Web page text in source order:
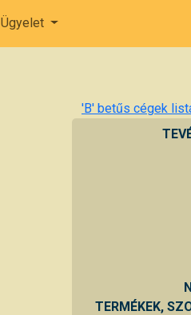
Ügyelet
'B' betűs cégek
TERMÉKEK,